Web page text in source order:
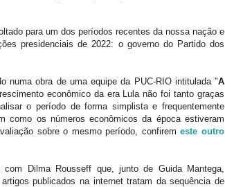
para um dos períodos recentes da nossa nação e
presidenciais de 2022: o governo do Partido dos
numa obra de uma equipe da PUC-RIO intitulada "A
econômico da era Lula não foi tanto graças
o período de forma simplista e frequentemente
como os números econômicos da época estiveram
sobre o mesmo período, confiremeste outro
Dilma Rousseff que, junto de Guida Mantega,
publicados na internet tratam da sequência de